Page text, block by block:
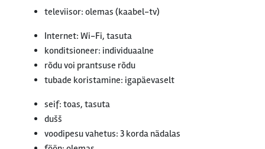
televiisor: olemas (kaabel-tv)
Internet: Wi-Fi, tasuta
konditsioneer: individuaalne
rõdu voi prantsuse rõdu
tubade koristamine: igapäevaselt
seif: toas, tasuta
dušš
voodipesu vahetus: 3 korda nädalas